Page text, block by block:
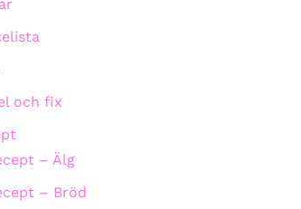
och fix
– Älg
– Bröd